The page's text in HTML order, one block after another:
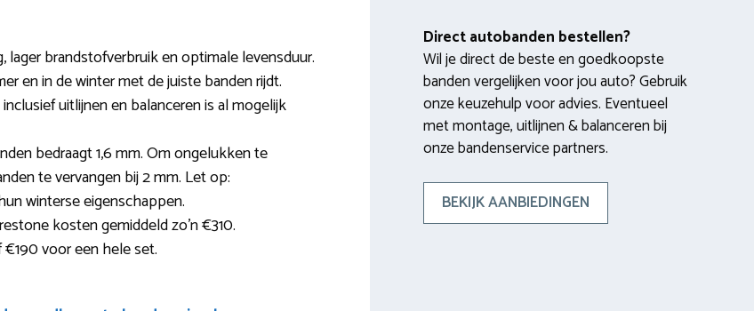
brandstofverbruik en optimale levensduur.
en in de winter met de juiste banden rijdt.
uitlijnen en balanceren is al mogelijk
bedraagt 1,6 mm. Om ongelukken te
te vervangen bij 2 mm. Let op:
winterse eigenschappen.
kosten gemiddeld zo’n €310.
voor een hele set.
Direct autobanden bestellen?
Wil je direct de beste en goedkoopste
banden vergelijken voor jou auto? Gebruik
onze keuzehulp voor advies. Eventueel
met montage, uitlijnen & balanceren bij
onze bandenservice partners.
BEKIJK AANBIEDINGEN